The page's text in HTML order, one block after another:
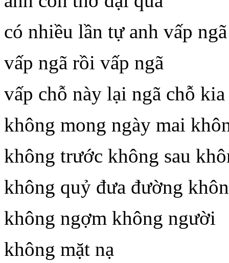
có nhiều lần tự anh vấp ngã
vấp ngã rồi vấp ngã
vấp chỗ này lại ngã chỗ kia
không mong ngày mai
không trước không sau
không quỷ đưa đường
không ngợm không người
không mặt nạ